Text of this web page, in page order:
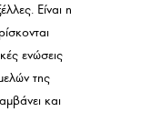
Είναι η
ενώσεις
της
και